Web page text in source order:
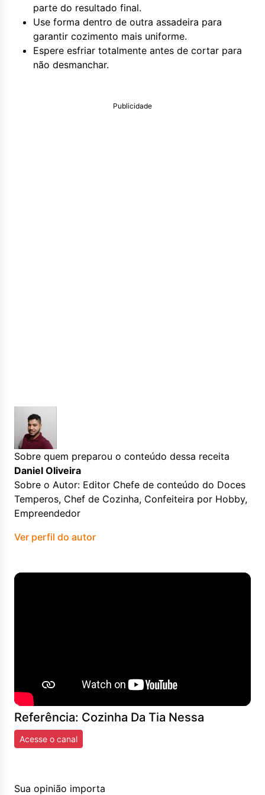
parte do resultado final.
Use forma dentro de outra assadeira para
garantir cozimento mais uniforme.
Espere esfriar totalmente antes de cortar para
não desmanchar.
Publicidade
Sobre quem preparou o conteúdo dessa receita
Daniel Oliveira
Sobre o Autor: Editor Chefe de conteúdo do Doces
Temperos, Chef de Cozinha, Confeiteira por Hobby,
Empreendedor
Ver perfil do autor
Referência: Cozinha Da Tia Nessa
Acesse o canal
Sua opinião importa